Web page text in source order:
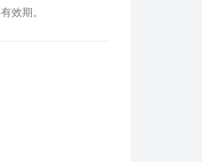
效期。